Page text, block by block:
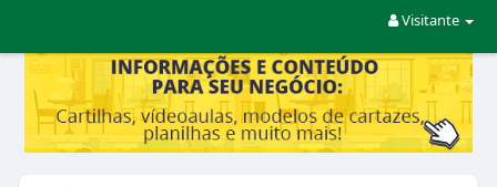
Visitante